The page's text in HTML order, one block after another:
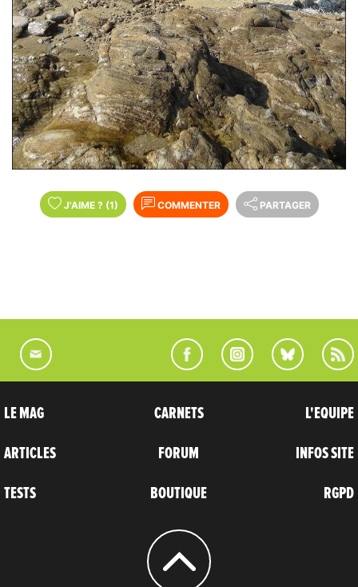
J'AIME ? (1) COMMENTER PARTAGER
LE MAG
ARTICLES
TESTS
CARNETS
FORUM
BOUTIQUE
L'EQUIPE
INFOS SITE
RGPD